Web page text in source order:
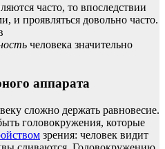
часто, то впоследствии
и проявляться довольно часто.
человека значительно
аппарата
сложно держать равновесие.
головокружения, которые
зрения: человек видит